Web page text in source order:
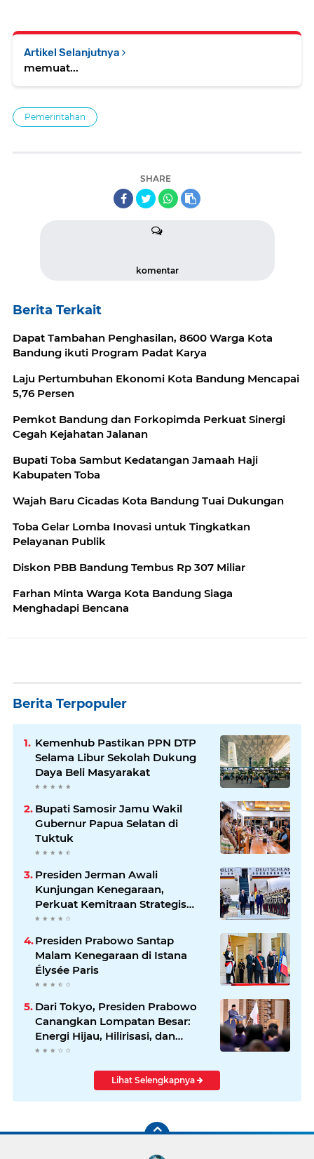
Artikel Selanjutnya
memuat...
Pemerintahan
SHARE
komentar
Berita Terkait
Dapat Tambahan Penghasilan, 8600 Warga Kota
Bandung ikuti Program Padat Karya
Laju Pertumbuhan Ekonomi Kota Bandung Mencapai
5,76 Persen
Pemkot Bandung dan Forkopimda Perkuat Sinergi
Cegah Kejahatan Jalanan
Bupati Toba Sambut Kedatangan Jamaah Haji
Kabupaten Toba
Wajah Baru Cicadas Kota Bandung Tuai Dukungan
Toba Gelar Lomba Inovasi untuk Tingkatkan
Pelayanan Publik
Diskon PBB Bandung Tembus Rp 307 Miliar
Farhan Minta Warga Kota Bandung Siaga
Menghadapi Bencana
Berita Terpopuler
Kemenhub Pastikan PPN DTP
Selama Libur Sekolah Dukung
Daya Beli Masyarakat
Bupati Samosir Jamu Wakil
Gubernur Papua Selatan di
Tuktuk
Presiden Jerman Awali
Kunjungan Kenegaraan,
Perkuat Kemitraan Strategis
Indonesia–Jerman
Presiden Prabowo Santap
Malam Kenegaraan di Istana
Élysée Paris
Dari Tokyo, Presiden Prabowo
Canangkan Lompatan Besar:
Energi Hijau, Hilirisasi, dan
Diplomasi Ekonomi
Lihat Selengkapnya